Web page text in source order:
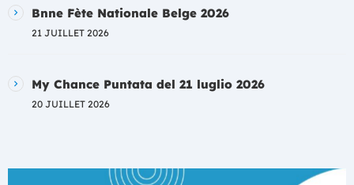
Bnne Fète Nationale Belge 2026
21 JUILLET 2026
My Chance Puntata del 21 luglio 2026
20 JUILLET 2026